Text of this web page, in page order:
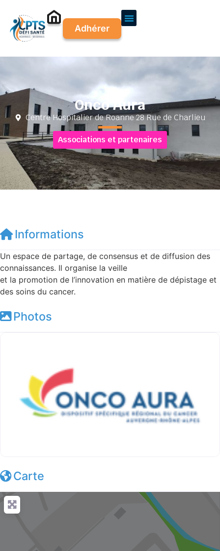
Adhérer
Onco Aura
Centre Hospitalier de Roanne 28 Rue de Charlieu
Associations et partenaires
Informations
Un espace de partage, de consensus et de diffusion des
connaissances. Il organise la veille
et la promotion de l’innovation en matière de dépistage et
des soins du cancer.
Photos
Carte